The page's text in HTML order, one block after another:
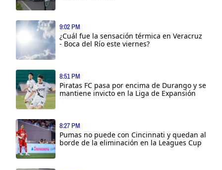
9:02 PM
¿Cuál fue la sensación térmica en Veracruz
- Boca del Río este viernes?
8:51 PM
Piratas FC pasa por encima de Durango y se
mantiene invicto en la Liga de Expansión
8:27 PM
Pumas no puede con Cincinnati y quedan al
borde de la eliminación en la Leagues Cup